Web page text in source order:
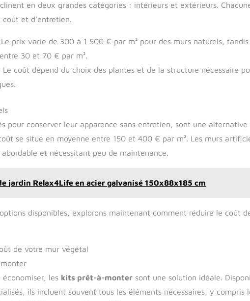
en deux grandes catégories : intérieurs et extérieurs.
et d’entretien.
prix varie de 300 à 1 500 € par m² pour des murs naturels,
30 et 70 € par m².
Le coût dépend du choix des plantes et de la structure nécessaire
pour conserver leur apparence sans entretien, sont une alternative
se situe en moyenne entre 150 et 400 € par m². Les murs
et nécessitant peu de maintenance.
jardin Relax4Life en acier galvanisé 150x88x185 cm
disponibles, explorons maintenant comment réduire le coût
de votre mur végétal
les kits prêt-à-monter sont une solution idéale.
ils incluent souvent tous les éléments nécessaires, y compris